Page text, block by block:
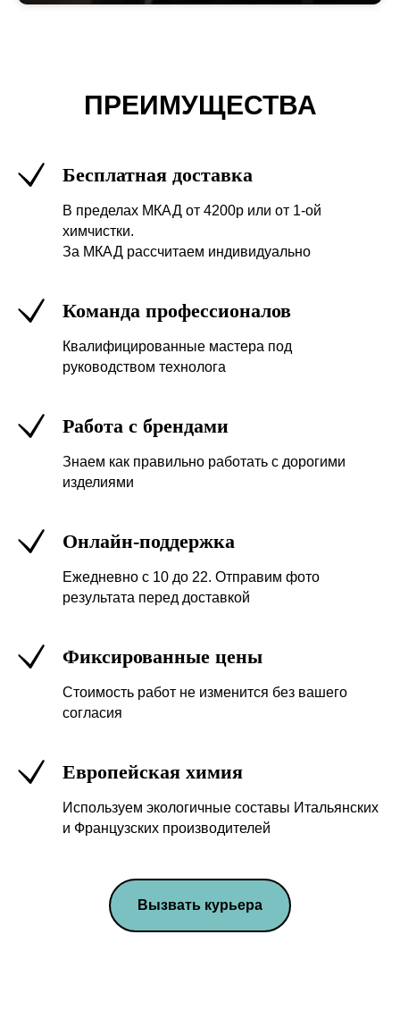
ПРЕИМУЩЕСТВА
Бесплатная доставка
В пределах МКАД от 4200р или от 1-ой
химчистки.
За МКАД рассчитаем индивидуально
Команда профессионалов
Квалифицированные мастера под
руководством технолога
Работа с брендами
Знаем как правильно работать с дорогими
изделиями
Онлайн-поддержка
Ежедневно с 10 до 22. Отправим фото
результата перед доставкой
Фиксированные цены
Стоимость работ не изменится без вашего
согласия
Европейская химия
Используем экологичные составы Итальянских
и Французских производителей
Вызвать курьера